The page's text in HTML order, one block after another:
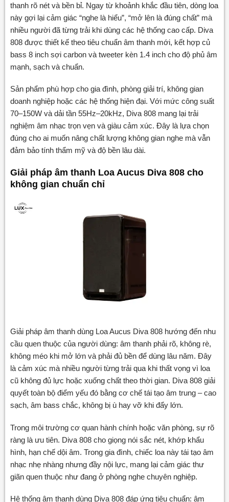
thanh rõ nét và bền bỉ. Ngay từ khoảnh khắc đầu tiên, dòng loa
này gợi lại cảm giác “nghe là hiểu”, “mở lên là đúng chất” mà
nhiều người đã từng trải khi dùng các hệ thống cao cấp. Diva
808 được thiết kế theo tiêu chuẩn âm thanh mới, kết hợp củ
bass 8 inch sợi carbon và tweeter kèn 1.4 inch cho độ phủ âm
mạnh, sạch và chuẩn.
Sản phẩm phù hợp cho gia đình, phòng giải trí, không gian
doanh nghiệp hoặc các hệ thống hiện đại. Với mức công suất
70–150W và dải tần 55Hz–20kHz, Diva 808 mang lại trải
nghiệm âm nhạc trọn vẹn và giàu cảm xúc. Đây là lựa chọn
đúng cho ai muốn nâng chất lượng không gian nghe mà vẫn
đảm bảo tính thẩm mỹ và độ bền lâu dài.
Giải pháp âm thanh Loa Aucus Diva 808 cho
không gian chuẩn chỉ
Giải pháp âm thanh dùng Loa Aucus Diva 808 hướng đến nhu
cầu quen thuộc của người dùng: âm thanh phải rõ, không rè,
không méo khi mở lớn và phải đủ bền để dùng lâu năm. Đây
là cảm xúc mà nhiều người từng trải qua khi thất vọng vì loa
cũ không đủ lực hoặc xuống chất theo thời gian. Diva 808 giải
quyết toàn bộ điểm yếu đó bằng cơ chế tái tạo âm trung – cao
sạch, âm bass chắc, không bị ù hay vỡ khi đẩy lớn.
Trong môi trường cơ quan hành chính hoặc văn phòng, sự rõ
ràng là ưu tiên. Diva 808 cho giọng nói sắc nét, khớp khẩu
hình, hạn chế dội âm. Trong gia đình, chiếc loa này tái tạo âm
nhạc nhẹ nhàng nhưng đầy nội lực, mang lại cảm giác thư
giãn quen thuộc như đang ở phòng nghe chuyên nghiệp.
Hệ thống âm thanh dùng Diva 808 đáp ứng tiêu chuẩn: âm